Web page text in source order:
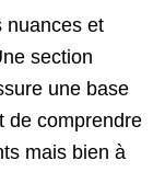
nuances et
section
une base
de comprendre
mais bien à